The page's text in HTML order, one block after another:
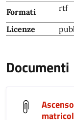
Formati
rtf
Licenze
Documenti